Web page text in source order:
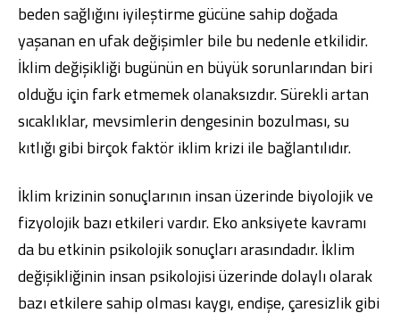
beden sağlığını iyileştirme gücüne sahip doğada
yaşanan en ufak değişimler bile bu nedenle etkilidir.
İklim değişikliği bugünün en büyük sorunlarından biri
olduğu için fark etmemek olanaksızdır. Sürekli artan
sıcaklıklar, mevsimlerin dengesinin bozulması, su
kıtlığı gibi birçok faktör iklim krizi ile bağlantılıdır.
İklim krizinin sonuçlarının insan üzerinde biyolojik ve
fizyolojik bazı etkileri vardır. Eko anksiyete kavramı
da bu etkinin psikolojik sonuçları arasındadır. İklim
değişikliğinin insan psikolojisi üzerinde dolaylı olarak
bazı etkilere sahip olması kaygı, endişe, çaresizlik gibi